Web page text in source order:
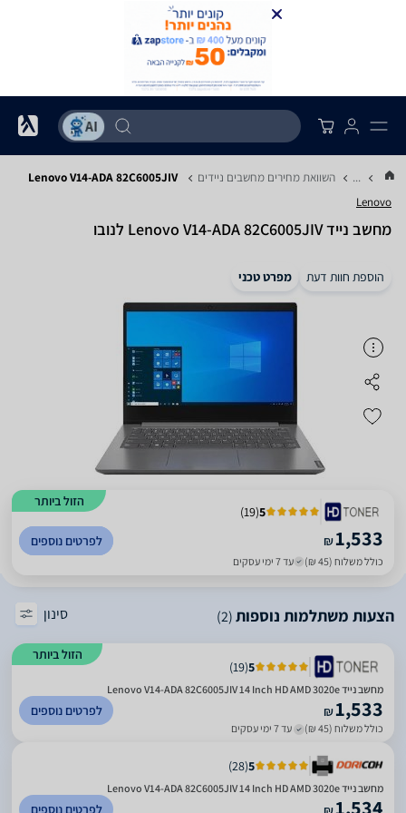
... השוואת מחירים מחשבים ניידים Lenovo V14-ADA 82C6005JIV
Lenovo
מחשב נייד Lenovo V14-ADA 82C6005JIV לנובו
הוספת חוות דעת מפרט טכני
הזול ביותר
5
(
19
)
₪1,533
כולל משלוח (45 ₪) עד 7 ימי עסקים
לפרטים נוספים
הצעות משתלמות נוספות(2) סינון
הזול ביותר
5
(
19
)
מחשב נייד Lenovo V14-ADA 82C6005JIV 14 Inch HD AMD 3020e
₪1,533
כולל משלוח (45 ₪) עד 7 ימי עסקים
לפרטים נוספים
5
(
28
)
מחשב נייד Lenovo V14-ADA 82C6005JIV 14 Inch HD AMD 3020e
1,534 לפרטים נוספים